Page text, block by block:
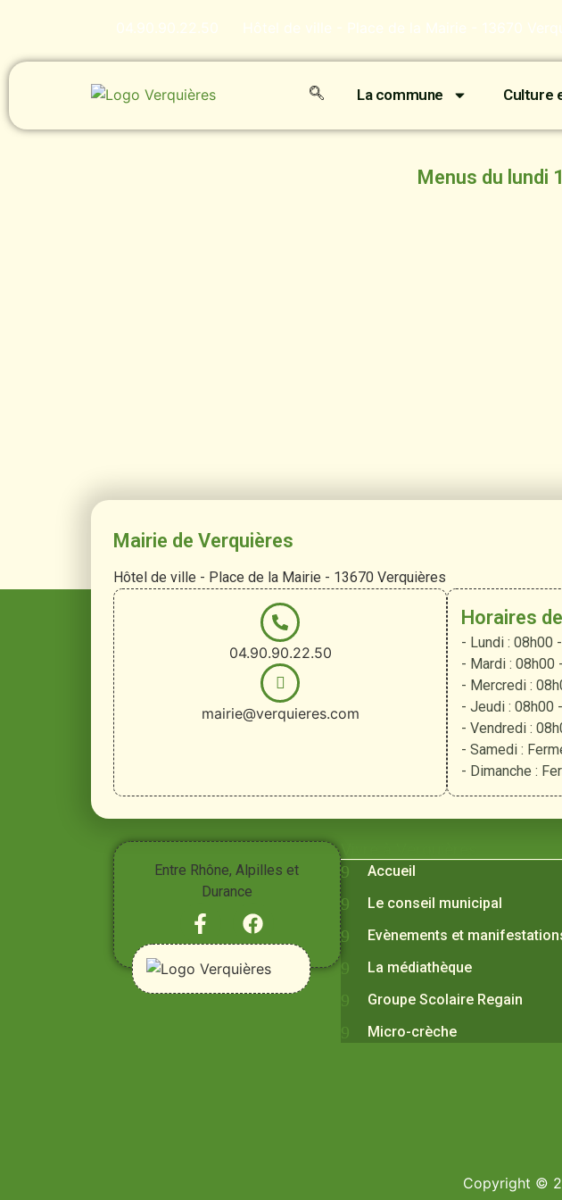
04.90.90.22.50 Hôtel de ville - Place de la Mairie - 13670
La commune Culture
Menus du lundi
Mairie de Verquières
Hôtel de ville - Place de la Mairie - 13670 Verquières
04.90.90.22.50
mairie@verquieres.com
Horaires
- Lundi : 08h00
- Mardi : 08h00
- Mercredi :
- Jeudi : 08h00
- Vendredi :
- Samedi :
- Dimanche :
Entre Rhône, Alpilles et
Durance
Vivre à Verquières
Accueil
Le conseil municipal
Evènements et
La médiathèque
Groupe Scolaire Regain
Micro-crèche
Copyright ©